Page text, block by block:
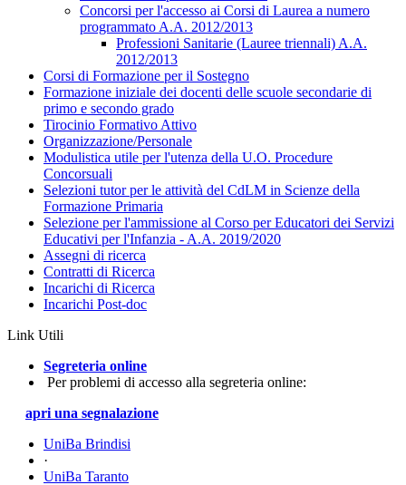
Concorsi per l'accesso ai Corsi di Laurea a numero
programmato A.A. 2012/2013
Professioni Sanitarie (Lauree triennali) A.A.
2012/2013
Corsi di Formazione per il Sostegno
Formazione iniziale dei docenti delle scuole secondarie di
primo e secondo grado
Tirocinio Formativo Attivo
Organizzazione/Personale
Modulistica utile per l'utenza della U.O. Procedure
Concorsuali
Selezioni tutor per le attività del CdLM in Scienze della
Formazione Primaria
Selezione per l'ammissione al Corso per Educatori dei Servizi
Educativi per l'Infanzia - A.A. 2019/2020
Assegni di ricerca
Contratti di Ricerca
Incarichi di Ricerca
Incarichi Post-doc
Link Utili
Segreteria online
Per problemi di accesso alla segreteria online:
apri una segnalazione
UniBa Brindisi
·
UniBa Taranto